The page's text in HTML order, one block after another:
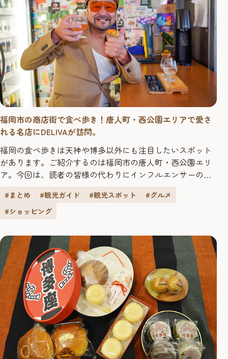
福岡市の商店街で食べ歩き！唐人町・西公園エリアで愛さ
れる名店にDELIVAが訪問。
福岡の食べ歩きは天神や博多以外にも注目したいスポット
があります。ご紹介するのは福岡市の唐人町・西公園エリ
ア。今回は、読者の皆様の代わりにインフルエンサーの
触れる冒険とも言える食べ歩き。心もお腹も満たされるお
店をご紹介します。 DELIVA1980年、福岡県生まれ、埼玉県
ヒ...
#まとめ #観光ガイド #観光スポット
#グルメ
#ショッピング